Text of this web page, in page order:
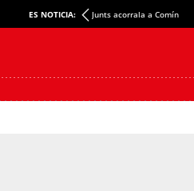
ES NOTICIA: Junts acorrala a Comín